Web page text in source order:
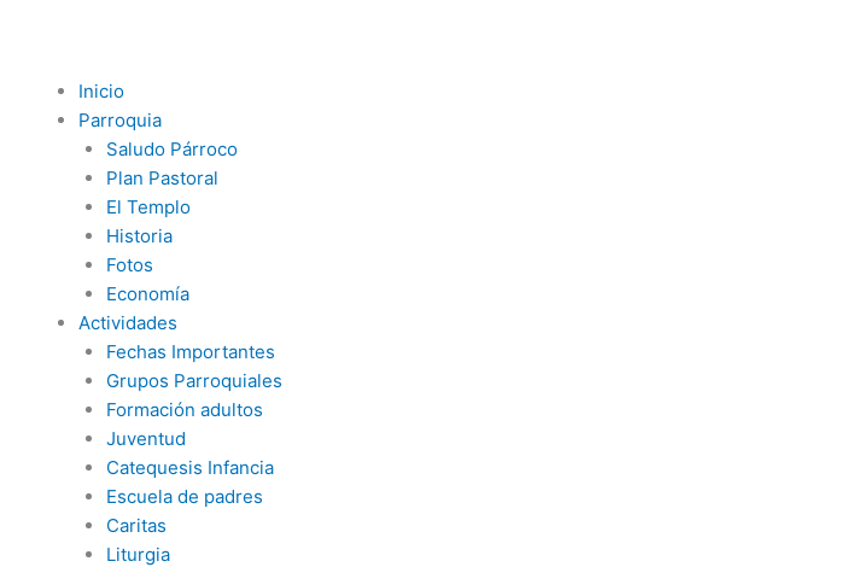
Inicio
Parroquia
Saludo Párroco
Plan Pastoral
El Templo
Historia
Fotos
Economía
Actividades
Fechas Importantes
Grupos Parroquiales
Formación adultos
Juventud
Catequesis Infancia
Escuela de padres
Caritas
Liturgia